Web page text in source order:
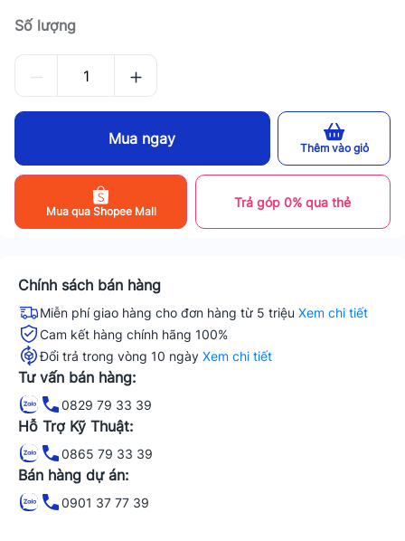
Số lượng
Mua ngay Thêm vào giỏ
Mua qua Shopee Mall
Trả góp 0% qua thẻ
Chính sách bán hàng
Miễn phí giao hàng cho đơn hàng từ 5 triệu Xem chi tiết
Cam kết hàng chính hãng 100%
Đổi trả trong vòng 10 ngày Xem chi tiết
Tư vấn bán hàng:
0829 79 33 39
Hỗ Trợ Kỹ Thuật:
0865 79 33 39
Bán hàng dự án:
0901 37 77 39